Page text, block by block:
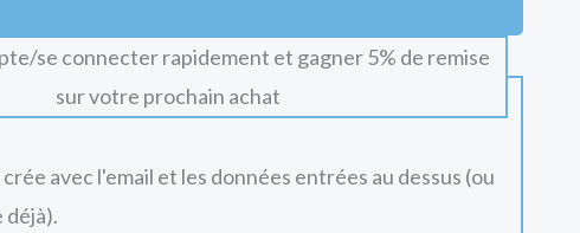
se connecter rapidement et gagner 5% de remise
sur votre prochain achat
avec l'email et les données entrées au dessus (ou
déjà).